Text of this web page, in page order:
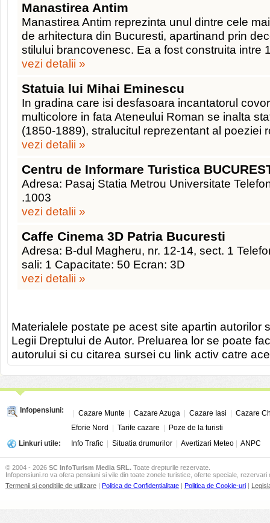
Manastirea Antim
Manastirea Antim reprezinta unul dintre cele
de arhitectura din Bucuresti, apartinand prin
stilului brancovenesc. Ea a fost construita intre
vezi detalii »
Statuia lui Mihai Eminescu
In gradina care isi desfasoara incantatorul
multicolore in fata Ateneului Roman se inalta
(1850-1889), stralucitul reprezentant al poeziei
vezi detalii »
Centru de Informare Turistica
Adresa: Pasaj Statia Metrou Universitate
.1003
vezi detalii »
Caffe Cinema 3D Patria Bucuresti
Adresa: B-dul Magheru, nr. 12-14, sect. 1
sali: 1 Capacitate: 50 Ecran: 3D
vezi detalii »
Materialele postate pe acest site apartin autorilor
Legii Dreptului de Autor. Preluarea lor se poate
autorului si cu citarea sursei cu link activ catre
Infopensiuni: Cazare Munte Cazare Azuga Cazare Iasi
Cazare
Eforie Nord
Tarife cazare
Poze de la turisti
Linkuri utile:
Info Trafic Situatia drumurilor Avertizari Meteo ANPC
© 2004 - 2026 SC InfoTurism Media SRL. Toate drepturile rezervate.
Infopensiuni.ro va ofera pensiuni si vile din toate zonele turistice, oferte speciale, rezervari
Termenii si conditiile de utilizare | Politica de Confidentialitate | Politica de Cookie-uri |